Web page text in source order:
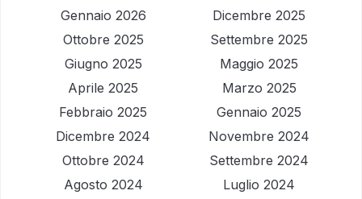
Gennaio 2026
Dicembre 2025
Ottobre 2025
Settembre 2025
Giugno 2025
Maggio 2025
Aprile 2025
Marzo 2025
Febbraio 2025
Gennaio 2025
Dicembre 2024
Novembre 2024
Ottobre 2024
Settembre 2024
Agosto 2024
Luglio 2024